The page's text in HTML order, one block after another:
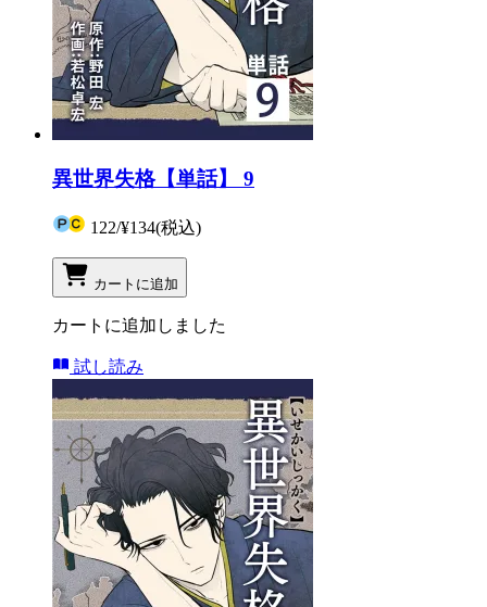
異世界失格【単話】 9
122/¥134(税込)
カートに追加
カートに追加しました
試し読み